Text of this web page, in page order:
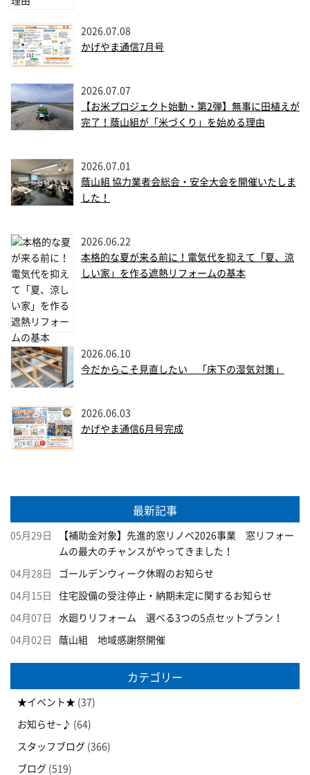
2026.07.08
かげやま通信7月号
2026.07.07
【お米プロジェクト始動・第2弾】無事に田植えが
完了！蔭山組が「米づくり」を始める理由
2026.07.01
蔭山組 協力業者会総会・安全大会を開催いたしま
した！
2026.06.22
本格的な夏が来る前に！電気代を抑えて「夏、涼
しい家」を作る遮熱リフォームの基本
2026.06.10
今だからこそ見直したい 「床下の湿気対策」
2026.06.03
かげやま通信6月号完成
最新記事
05月29日
【補助金対象】先進的窓リノベ2026事業 窓リフォー
ムの最大のチャンスがやってきました！
04月28日 ゴールデンウィーク休暇のお知らせ
04月15日 住宅設備の受注停止・納期未定に関するお知らせ
04月07日 水廻りリフォーム 選べる3つの5点セットプラン！
04月02日 蔭山組 地域感謝祭開催
カテゴリー
★イベント★ (37)
お知らせ~♪ (64)
スタッフブログ (366)
ブログ (519)